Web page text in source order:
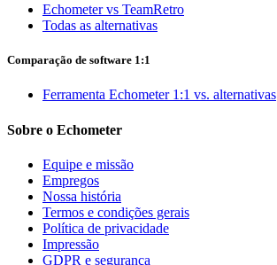
Echometer vs TeamRetro
Todas as alternativas
Comparação de software 1:1
Ferramenta Echometer 1:1 vs. alternativas
Sobre o Echometer
Equipe e missão
Empregos
Nossa história
Termos e condições gerais
Política de privacidade
Impressão
GDPR e segurança